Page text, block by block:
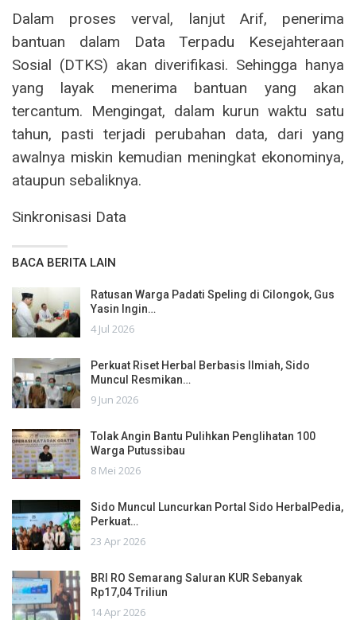
Dalam proses verval, lanjut Arif, penerima
bantuan dalam Data Terpadu Kesejahteraan
Sosial (DTKS) akan diverifikasi. Sehingga hanya
yang layak menerima bantuan yang akan
tercantum. Mengingat, dalam kurun waktu satu
tahun, pasti terjadi perubahan data, dari yang
awalnya miskin kemudian meningkat ekonominya,
ataupun sebaliknya.
Sinkronisasi Data
BACA BERITA LAIN
Ratusan Warga Padati Speling di Cilongok, Gus
Yasin Ingin…
4 Jul 2026
Perkuat Riset Herbal Berbasis Ilmiah, Sido
Muncul Resmikan…
9 Jun 2026
Tolak Angin Bantu Pulihkan Penglihatan 100
Warga Putussibau
8 Mei 2026
Sido Muncul Luncurkan Portal Sido HerbalPedia,
Perkuat…
23 Apr 2026
BRI RO Semarang Saluran KUR Sebanyak
Rp17,04 Triliun
14 Apr 2026